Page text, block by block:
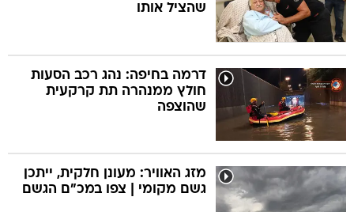
שהציל אותו
דרמה בחיפה: נהג רכב הסעות
חולץ ממנהרה תת קרקעית
שהוצפה
מזג האוויר: מעונן חלקית, ייתכן
גשם מקומי | צפו במכ"ם הגשם